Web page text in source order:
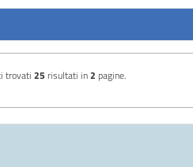
trovati 25 risultati in2 pagine.